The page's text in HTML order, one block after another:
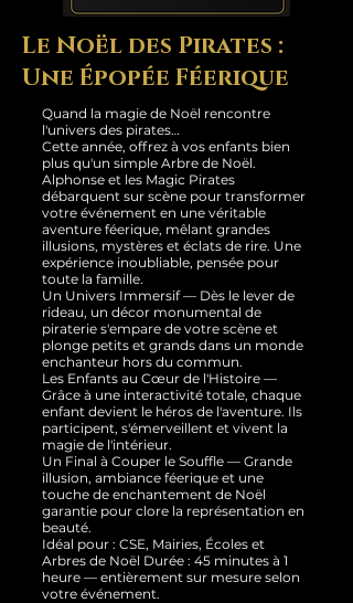
Le Noël des Pirates :
Une Épopée Féerique
Quand la magie de Noël rencontre
l'univers des pirates…
Cette année, offrez à vos enfants bien
plus qu'un simple Arbre de Noël.
Alphonse et les Magic Pirates
débarquent sur scène pour transformer
votre événement en une véritable
aventure féerique, mêlant grandes
illusions, mystères et éclats de rire. Une
expérience inoubliable, pensée pour
toute la famille.
Un Univers Immersif — Dès le lever de
rideau, un décor monumental de
piraterie s'empare de votre scène et
plonge petits et grands dans un monde
enchanteur hors du commun.
Les Enfants au Cœur de l'Histoire —
Grâce à une interactivité totale, chaque
enfant devient le héros de l'aventure. Ils
participent, s'émerveillent et vivent la
magie de l'intérieur.
Un Final à Couper le Souffle — Grande
illusion, ambiance féerique et une
touche de enchantement de Noël
garantie pour clore la représentation en
beauté.
Idéal pour : CSE, Mairies, Écoles et
Arbres de Noël Durée : 45 minutes à 1
heure — entièrement sur mesure selon
votre événement.